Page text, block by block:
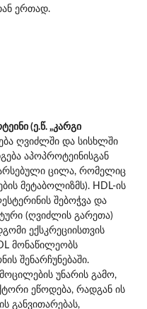
ერთად.
(ე.წ. „კარგი
ღვიძლში და სისხლში
აპოპროტეინისგან
ცილა, რომელიც
მეტაბოლიზმს). HDL-ის
შებოჭვა და
(ღვიძლის გარეთა)
ექსკრეციისთვის
მონაწილეობს
შენარჩუნებაში.
უნარის გამო,
ეწოდება, რადგან ის
განვითარებას,